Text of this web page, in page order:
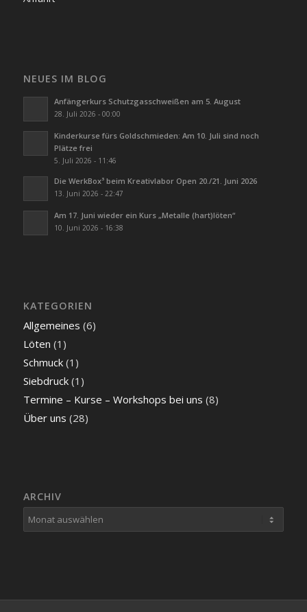
NEUES IM BLOG
Anfängerkurs Schutzgasschweißen am 5. August
28. Juli 2026 - 00:00
Kinderkurse fürs Goldschmieden: Am 10. Juli sind noch
Plätze frei
5. Juli 2026 - 11:46
Die WerkBox³ beim Kreativlabor Open 20./21. Juni 2026
13. Juni 2026 - 22:47
Am 17. Juni wieder ein Kurs „Metalle (hart)löten“
10. Juni 2026 - 16:38
KATEGORIEN
Allgemeines (6)
Löten (1)
Schmuck(1)
Siebdruck(1)
Termine – Kurse – Workshops bei uns (8)
Über uns (28)
ARCHIV